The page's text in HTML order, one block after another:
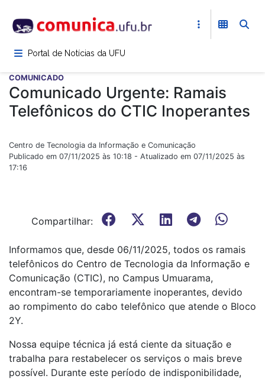
para
conteúdoPortal de Notícias da UFU
COMUNICADO
Comunicado Urgente: Ramais
Telefônicos do CTIC Inoperantes
Centro de Tecnologia da Informação e Comunicação
Publicado em 07/11/2025 às 10:18 - Atualizado em 07/11/2025 às
17:16
Compartilhar:
Informamos que, desde 06/11/2025, todos os ramais
telefônicos do Centro de Tecnologia da Informação e
Comunicação (CTIC), no Campus Umuarama,
encontram-se temporariamente inoperantes, devido
ao rompimento do cabo telefônico que atende o Bloco
2Y.
Nossa equipe técnica já está ciente da situação e
trabalha para restabelecer os serviços o mais breve
possível. Durante este período de indisponibilidade,